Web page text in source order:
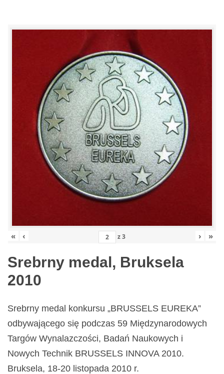
« ‹ z3 › »
Srebrny medal, Bruksela
2010
Srebrny medal konkursu „BRUSSELS EUREKA”
odbywającego się podczas 59 Międzynarodowych
Targów Wynalazczości, Badań Naukowych i
Nowych Technik BRUSSELS INNOVA 2010.
Bruksela, 18-20 listopada 2010 r.